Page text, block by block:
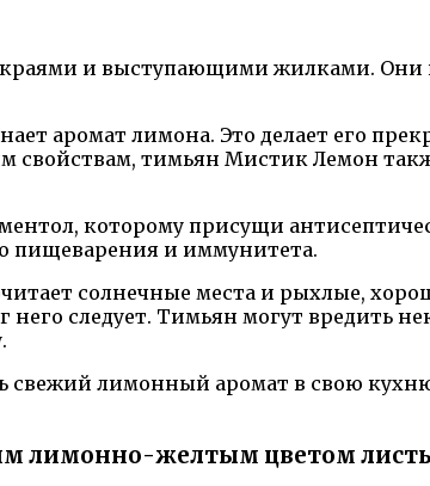
и выступающими жилками.
аромат лимона. Это делает его
тимьян Мистик Лемон
которому присущи
пищеварения и иммунитета.
солнечные места и рыхлые,
него следует. Тимьян могут вредить
лимонный аромат в свою кухню
лимонно-желтым цветом